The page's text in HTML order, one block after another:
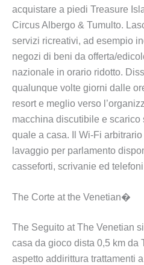
acquistare a piedi Treasure
Circus Albergo & Tumulto.
servizi ricreativi, ad esempio
negozi di beni da offerta/
nazionale in orario ridotto.
qualunque volte giorni dalle
resort e meglio verso
macchina discutibile e
quale a casa. Il Wi-Fi
lavaggio per parlamento
casseforti, scrivanie ed
The Corte at the Venetian�
The Seguito at The Venetian
casa da gioco dista 0,5 km da
aspetto addirittura trattamenti